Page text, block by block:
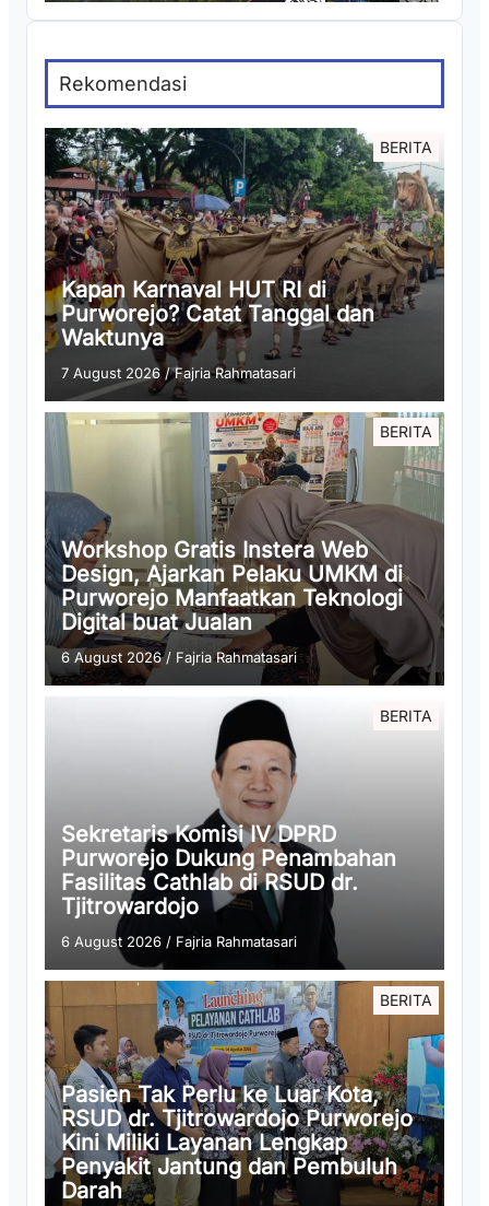
Rekomendasi
BERITA
Kapan Karnaval HUT RI di
Purworejo? Catat Tanggal dan
Waktunya
7 August 2026 /Fajria Rahmatasari
BERITA
Workshop Gratis Instera Web
Design, Ajarkan Pelaku UMKM di
Purworejo Manfaatkan Teknologi
Digital buat Jualan
6 August 2026/ Fajria Rahmatasari
BERITA
Sekretaris Komisi IV DPRD
Purworejo Dukung Penambahan
Fasilitas Cathlab di RSUD dr.
Tjitrowardojo
6 August 2026 / Fajria Rahmatasari
BERITA
Pasien Tak Perlu ke Luar Kota,
RSUD dr. Tjitrowardojo Purworejo
Kini Miliki Layanan Lengkap
Penyakit Jantung dan Pembuluh
Darah